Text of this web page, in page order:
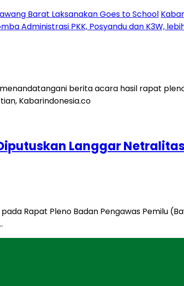
Barat Laksanakan Goes to School
Administrasi PKK, Posyandu dan K3W,
Langgar
Rapat Pleno Badan Pengawas Pemilu